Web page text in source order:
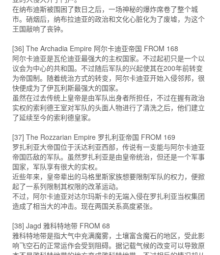
在纳布迪斯被围困了数日之后，一场神秘的爆炸席卷了整个城
市。硝烟后，纳布拉迪亚的政治和文化心脏化为了废墟，为这个
王国敲响了丧钟。
[36] The Archadia Empire 阿尔卡迪亚帝国 FROM 168
阿尔卡迪亚是瓦伦迪亚最强大的主权国家。不过起初只是一个以
议会为中心的共和国。不过随后军队的兴起使其在200年前转变
为帝国制。随着统治方式的转变，阿尔卡迪亚开始入侵邻邦，很
快便成为了伊瓦利斯最强大的国家。
虽然在过去传统上皇帝是由军队出身者所担任，不过在握有政治
实权的索利德王室对军队的头面人物进行了清洗之后，他们建立
了延续至今的索利德皇家。
[37] The Rozzarian Empire 罗扎利亚帝国 FROM 169
罗扎利亚大帝国位于沃达利亚西部，传说有一支能与阿尔卡迪亚
帝国匹敌的军队。虽然罗扎利亚是由皇帝统治，但还是一个军事
国家，军队享有很大的实权。
近些年来，皇帝辈出的马格里斯家族想要限制军队的权力，便掀
起了一系列限制其权限的改革运动。
不过，阿尔卡迪亚对达尔玛斯卡的无端入侵在罗扎利亚当权集团
造成了相当大的冲击。现在两国关系高度紧张。
[38] Jagd 雅科特地带 FROM 68
雅科特地带是指大气中充满魔雾，土壤富含魔石的地区，受此影
响飞空石的正常运作会受到阻碍。据记载气候的改变可以导致原